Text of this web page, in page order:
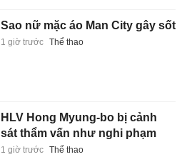
Sao nữ mặc áo Man City gây sốt
1 giờ trước Thể thao
HLV Hong Myung-bo bị cảnh
sát thẩm vấn như nghi phạm
1 giờ trước Thể thao